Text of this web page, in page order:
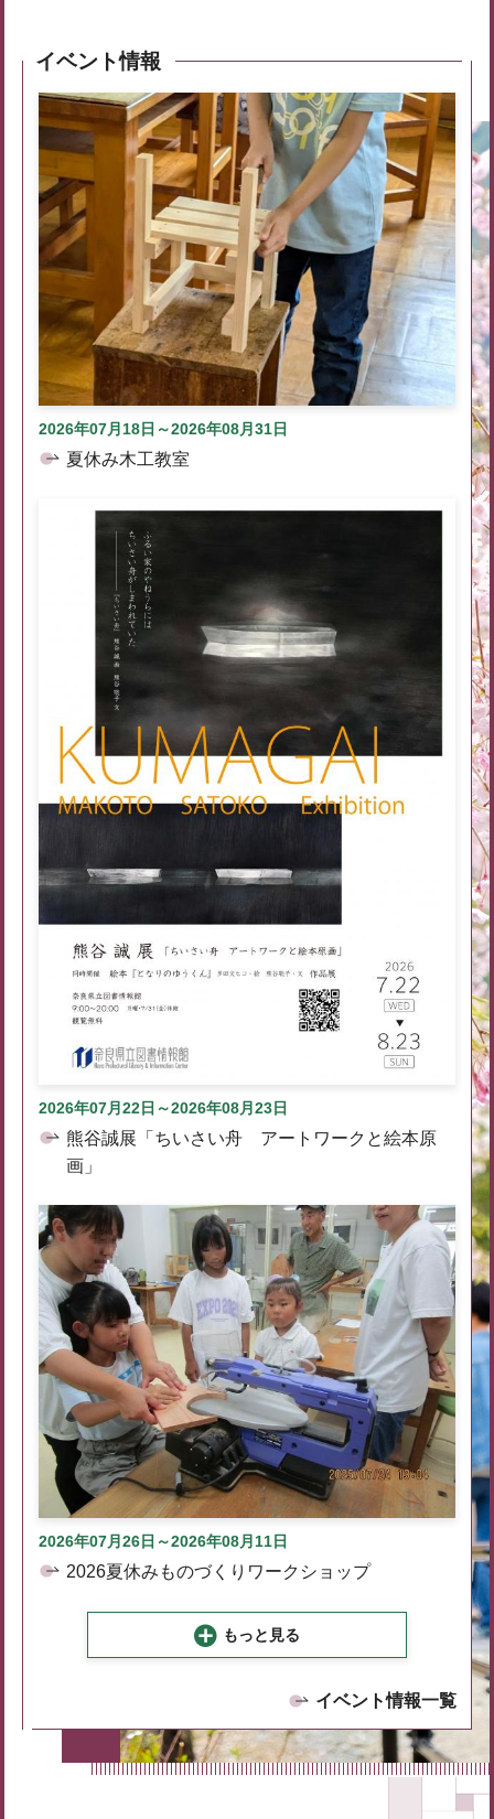
イベント情報
2026年07月18日～2026年08月31日
夏休み木工教室
2026年07月22日～2026年08月23日
熊谷誠展「ちいさい舟 アートワークと絵本原
画」
2026年07月26日～2026年08月11日
2026夏休みものづくりワークショップ
もっと見る
イベント情報一覧